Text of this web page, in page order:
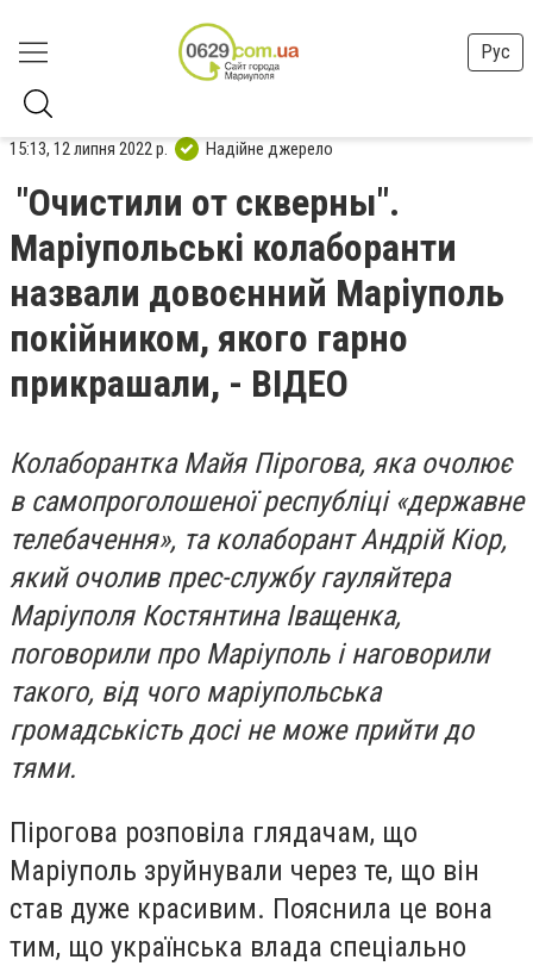
Рус
15:13, 12 липня 2022 р. Надійне джерело
"Очистили от скверны".
Маріупольські колаборанти
назвали довоєнний Маріуполь
покійником, якого гарно
прикрашали, - ВІДЕО
Колаборантка Майя Пірогова, яка очолює
в самопроголошеної республіці «державне
телебачення», та колаборант Андрій Кіор,
який очолив прес-службу гауляйтера
Маріуполя Костянтина Іващенка,
поговорили про Маріуполь і наговорили
такого, від чого маріупольська
громадськість досі не може прийти до
тями.
Пірогова розповіла глядачам, що
Маріуполь зруйнували через те, що він
став дуже красивим. Пояснила це вона
тим, що українська влада спеціально